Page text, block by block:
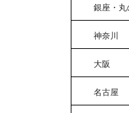
銀座・
神奈川
大阪
名古屋